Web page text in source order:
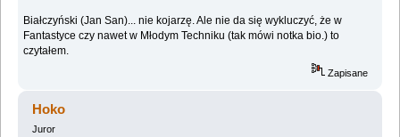
Białczyński (Jan San)... nie kojarzę. Ale nie da się wykluczyć, że w
Fantastyce czy nawet w Młodym Techniku (tak mówi notka bio.) to
czytałem.
Zapisane
Hoko
Juror